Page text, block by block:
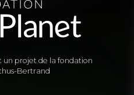
un projet de la fondation
Bertrand